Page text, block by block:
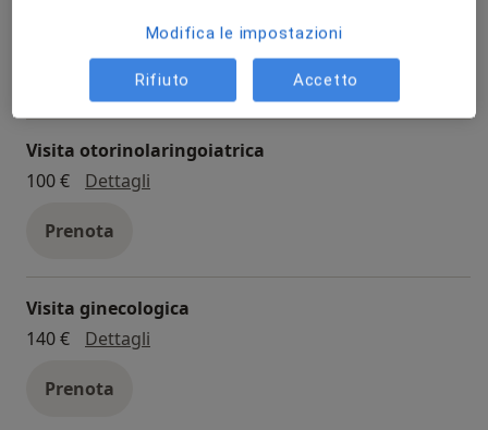
Dettagliesame audiometrico
Visita otorinolaringoiatrica
100 €
Dettagli
Prenota
Visita ginecologica
140 €
Dettagli
Prenota
Modifica le impostazioni
Rifiuto Accetto